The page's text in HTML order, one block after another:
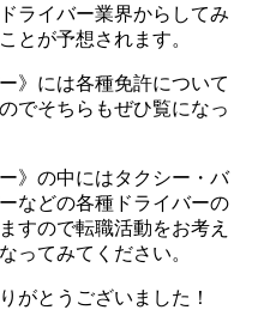
ライバー業界からしてみ
とが予想されます。
》には各種免許について
でそちらもぜひ覧になっ
》の中にはタクシー・バ
などの各種ドライバーの
すので転職活動をお考え
ってみてください。
がとうございました！